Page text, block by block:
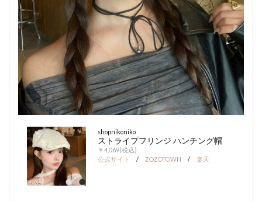
shopnikoniko
ストライプフリンジ ハンチング帽
￥4,069(税込)
公式サイト
/ ZOZOTOWN / 楽天